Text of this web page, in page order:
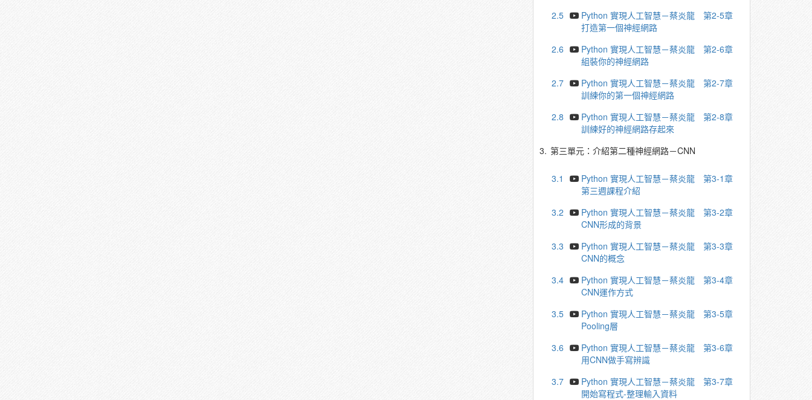
2.5
Python 實現人工智慧－蔡炎龍 第2-5章
打造第一個神經網路
2.6
Python 實現人工智慧－蔡炎龍 第2-6章
組裝你的神經網路
2.7
Python 實現人工智慧－蔡炎龍 第2-7章
訓練你的第一個神經網路
2.8
Python 實現人工智慧－蔡炎龍 第2-8章
訓練好的神經網路存起來
3. 第三單元：介紹第二種神經網路－CNN
3.1
Python 實現人工智慧－蔡炎龍 第3-1章
第三週課程介紹
3.2
Python 實現人工智慧－蔡炎龍 第3-2章
CNN形成的背景
3.3
Python 實現人工智慧－蔡炎龍 第3-3章
CNN的概念
3.4
Python 實現人工智慧－蔡炎龍 第3-4章
CNN運作方式
3.5
Python 實現人工智慧－蔡炎龍 第3-5章
Pooling層
3.6
Python 實現人工智慧－蔡炎龍 第3-6章
用CNN做手寫辨識
3.7
Python 實現人工智慧－蔡炎龍 第3-7章
開始寫程式-整理輸入資料